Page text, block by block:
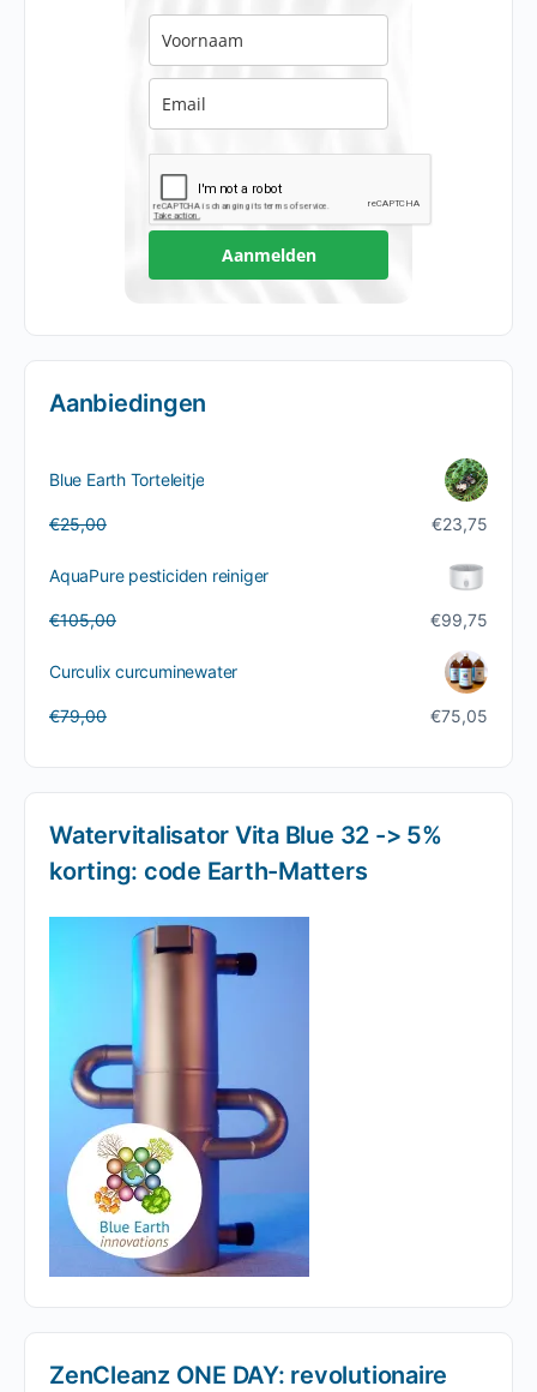
Aanmelden
Aanbiedingen
Blue Earth Torteleitje
€25,00Oorspronkelijke
€25,00.
€23,75
Huidige
€23,75.
AquaPure pesticiden reiniger
€105,00Oorspronkelijke
€105,00.
€99,75
Huidige
€99,75.
Curculix curcuminewater
€79,00Oorspronkelijke
€75,05
Huidige
Watervitalisator Vita Blue 32 -> 5%
korting: code Earth-Matters
ZenCleanz ONE DAY: revolutionaire